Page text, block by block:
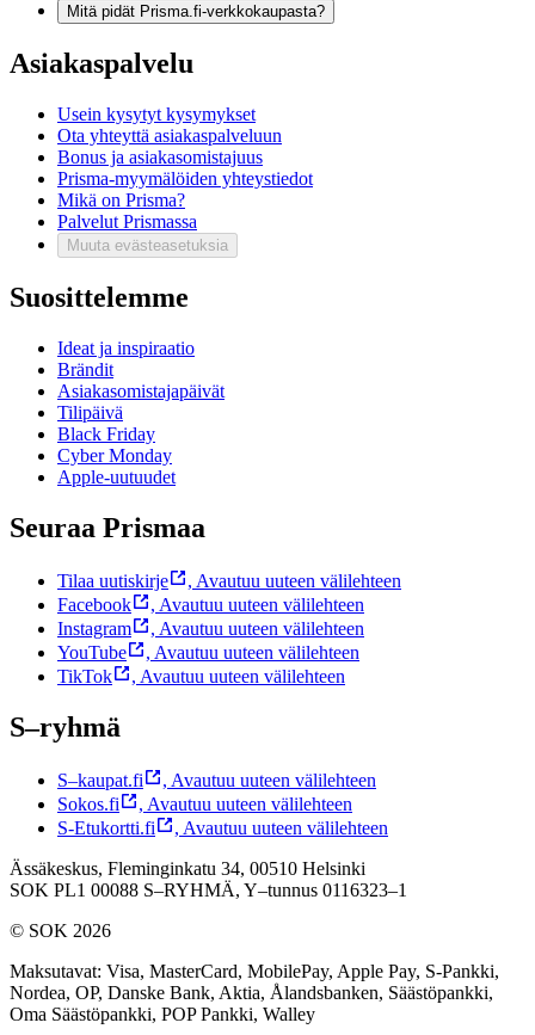
Mitä pidät Prisma.fi-verkkokaupasta?
Asiakaspalvelu
Usein kysytyt kysymykset
Ota yhteyttä asiakaspalveluun
Bonus ja asiakasomistajuus
Prisma-myymälöiden yhteystiedot
Mikä on Prisma?
Palvelut Prismassa
Muuta evästeasetuksia
Suosittelemme
Ideat ja inspiraatio
Brändit
Asiakasomistajapäivät
Tilipäivä
Black Friday
Cyber Monday
Apple-uutuudet
Seuraa Prismaa
Tilaa uutiskirje , Avautuu uuteen välilehteen
Facebook
, Avautuu uuteen välilehteen
Instagram
, Avautuu uuteen välilehteen
YouTube
, Avautuu uuteen välilehteen
TikTok
, Avautuu uuteen välilehteen
S–ryhmä
S–kaupat.fi , Avautuu uuteen välilehteen
Sokos.fi
, Avautuu uuteen välilehteen
S-Etukortti.fi
, Avautuu uuteen välilehteen
Ässäkeskus, Fleminginkatu 34, 00510 Helsinki
SOK PL1 00088 S–RYHMÄ, Y–tunnus 0116323–1
© SOK 2026
Maksutavat: Visa, MasterCard, MobilePay, Apple Pay, S-Pankki,
Nordea, OP, Danske Bank, Aktia, Ålandsbanken, Säästöpankki,
Oma Säästöpankki, POP Pankki, Walley